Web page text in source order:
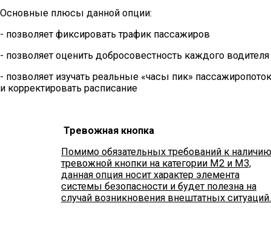
Основные плюсы данной опции:
- позволяет фиксировать трафик пассажиров
- позволяет оценить добросовестность каждого водителя
- позволяет изучать реальные «часы пик»
и корректировать расписание
Тревожная кнопка
Помимо обязательных требований к наличию
тревожной кнопки на категории M2 и М3,
данная опция носит характер элемента
системы безопасности и будет полезна на
случай возникновения внештатных ситуаций.